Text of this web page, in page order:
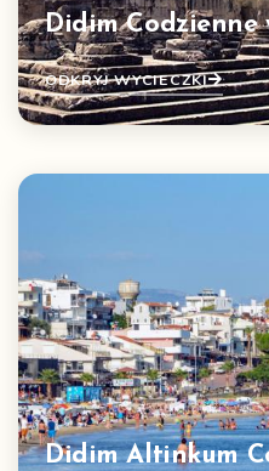
Didim Codzienne
ODKRYJ WYCIECZKI
Didim Altinkum